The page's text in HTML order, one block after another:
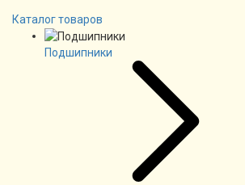
Каталог товаров
Подшипники